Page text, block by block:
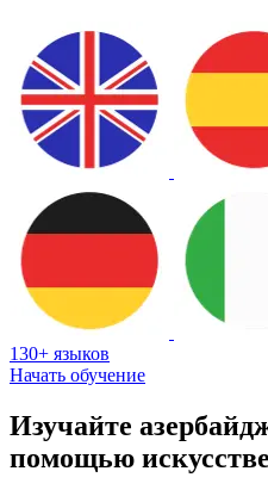
130+ языков
Начать обучение
Изучайте
помощью